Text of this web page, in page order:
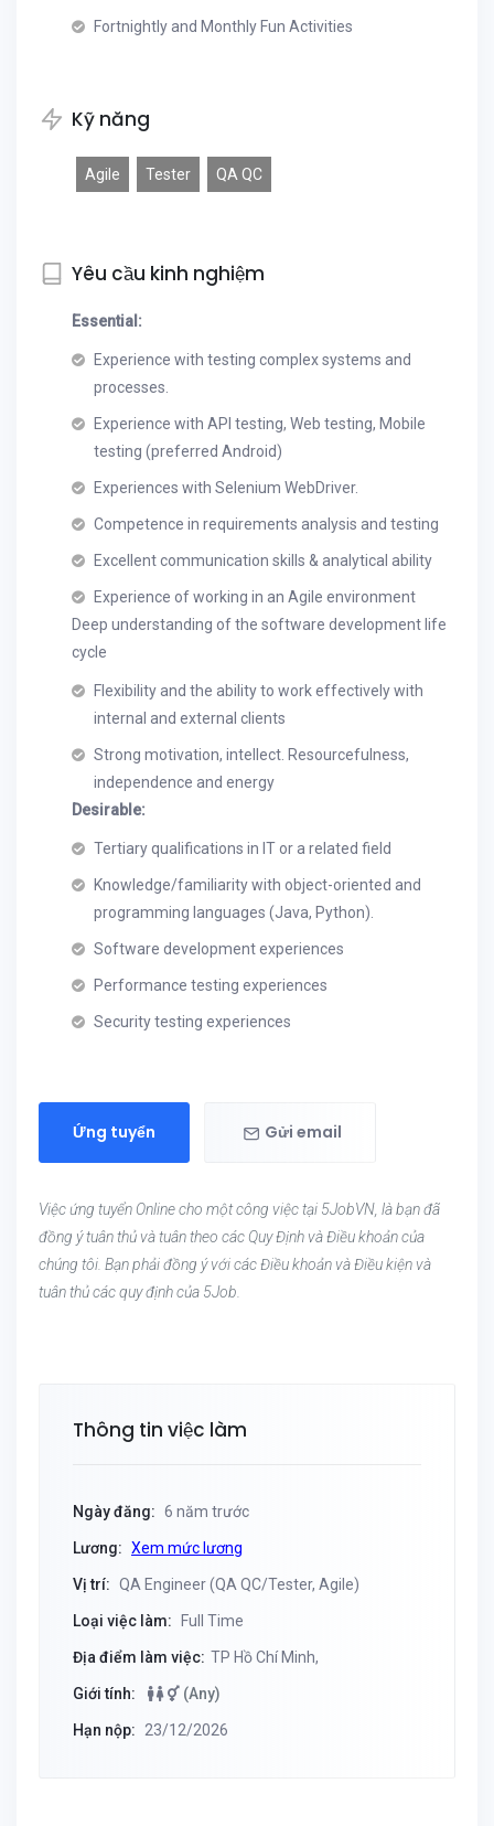
Fortnightly and Monthly Fun Activities
Kỹ năng
Agile Tester QA QC
Yêu cầu kinh nghiệm
Essential:
Experience with testing complex systems and
processes.
Experience with API testing, Web testing, Mobile
testing (preferred Android)
Experiences with Selenium WebDriver.
Competence in requirements analysis and testing
Excellent communication skills & analytical ability
Experience of working in an Agile environment
Deep understanding of the software development life
cycle
Flexibility and the ability to work effectively with
internal and external clients
Strong motivation, intellect. Resourcefulness,
independence and energy
Desirable:
Tertiary qualifications in IT or a related field
Knowledge/familiarity with object-oriented and
programming languages (Java, Python).
Software development experiences
Performance testing experiences
Security testing experiences
Ứng tuyển Gửi email
Việc ứng tuyển Online cho một công việc tại 5JobVN, là bạn đã
đồng ý tuân thủ và tuân theo các Quy Định và Điều khoản của
chúng tôi. Bạn phải đồng ý với các Điều khoản và Điều kiện và
tuân thủ các quy định của 5Job.
Thông tin việc làm
Ngày đăng: 6 năm trước
Lương: Xem mức lương
Vị trí: QA Engineer (QA QC/Tester, Agile)
Loại việc làm: Full Time
Địa điểm làm việc: TP Hồ Chí Minh,
Giới tính: (Any)
Hạn nộp: 23/12/2026